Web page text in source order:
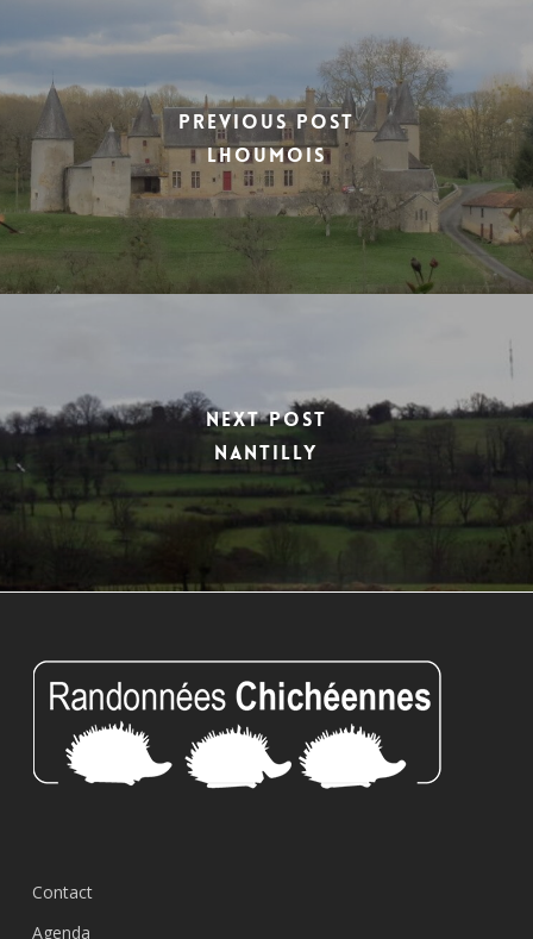
Previous Post
LHOUMOIS
Next Post
NANTILLY
Contact
Agenda